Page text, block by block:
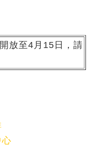
放至4月15日，請